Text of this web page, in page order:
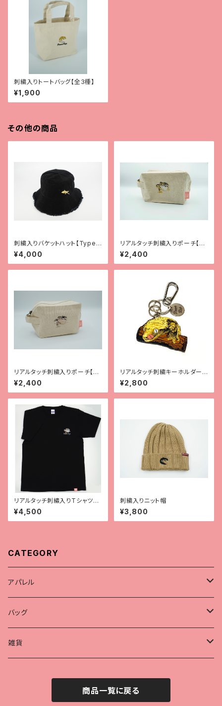
刺繍入りトートバッグ【全3種】
¥1,900
その他の商品
刺繍入りバケットハット【Type
2】
¥4,000
リアルタッチ刺繍入りポーチ【レ
オパ（ハイイエロー）】
¥2,400
リアルタッチ刺繍入りポーチ【レ
オパ（スーパーマックスノー）】
¥2,400
リアルタッチ刺繍キーホルダー
【クレス】
¥2,800
リアルタッチ刺繡入りTシャツ
【レオパ（ハイイエロー）】
¥4,500
刺繍入りニット帽
¥3,800
CATEGORY
アパレル
Tシャツ
帽子
バッグ
保温冷バッグ
雑貨
商品一覧に戻る